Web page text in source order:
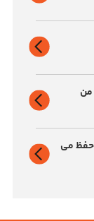
من
حفظ می